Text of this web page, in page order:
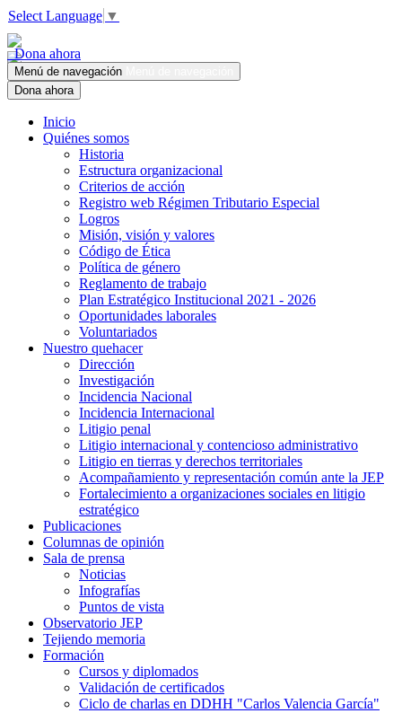
Select Language ▼
Dona ahora
Menú de navegación
Dona ahora
Inicio
Quiénes somos
Historia
Estructura organizacional
Criterios de acción
Registro web Régimen Tributario Especial
Logros
Misión, visión y valores
Código de Ética
Política de género
Reglamento de trabajo
Plan Estratégico Institucional 2021 - 2026
Oportunidades laborales
Voluntariados
Nuestro quehacer
Dirección
Investigación
Incidencia Nacional
Incidencia Internacional
Litigio penal
Litigio internacional y contencioso administrativo
Litigio en tierras y derechos territoriales
Acompañamiento y representación común ante la JEP
Fortalecimiento a organizaciones sociales en litigio
estratégico
Publicaciones
Columnas de opinión
Sala de prensa
Noticias
Infografías
Puntos de vista
Observatorio JEP
Tejiendo memoria
Formación
Cursos y diplomados
Validación de certificados
Ciclo de charlas en DDHH "Carlos Valencia García"